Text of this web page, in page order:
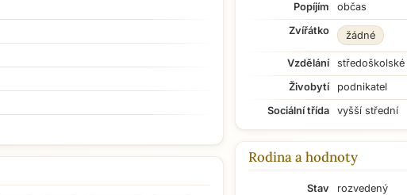
Popíjím
občas
Zvířátko
žádné
Vzdělání
středoškolské
Živobytí
podnikatel
Sociální třída
vyšší střední
Rodina a hodnoty
Stav
rozvedený